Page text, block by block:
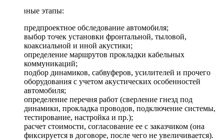
Основные этапы:
предпроектное обследование автомобиля;
выбор точек установки фронтальной, тыловой,
коаксиальной и иной акустики;
определение маршрутов прокладки кабельных
коммуникаций;
подбор динамиков, сабвуферов, усилителей и прочего
оборудования с учетом акустических особенностей
автомобиля;
определение перечня работ (сверление гнезд под
динамики, прокладка проводов, подключение системы,
тестирование, настройка и пр.);
расчет стоимости, согласование ее с заказчиком (она
фиксируется в договоре, после чего не увеличивается).